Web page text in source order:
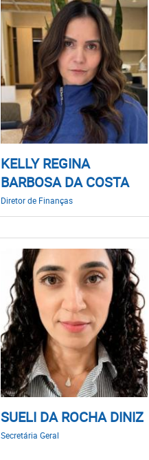
KELLY REGINA
BARBOSA DA COSTA
Diretor de Finanças
SUELI DA ROCHA DINIZ
Secretária Geral